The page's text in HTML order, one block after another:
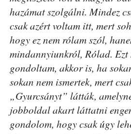
hazámat szolgálni. Mindez
csak azért voltam itt, mert
hogy ez nem rólam szól,
mindannyiunkról, Rólad.
gondoltam, akkor is, ha
sokan nem ismertek, mert
„Gyurcsányt” látták,
jobboldal akart láttatni
gondolom, hogy csak úgy